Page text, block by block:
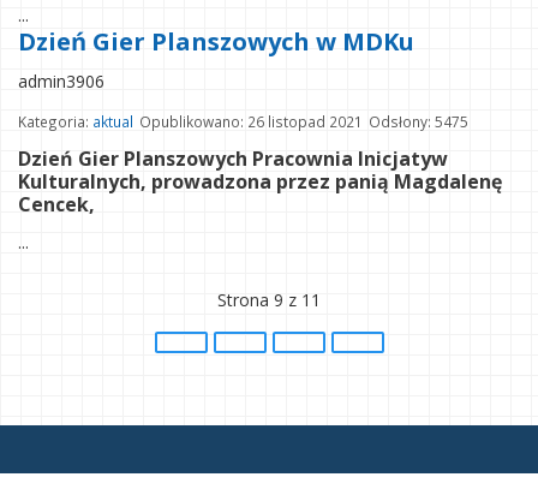
...
Dzień Gier Planszowych w MDKu
admin3906
Kategoria: aktual Opublikowano: 26 listopad 2021 Odsłony: 5475
Dzień Gier Planszowych Pracownia Inicjatyw
Kulturalnych, prowadzona przez panią Magdalenę
Cencek,
...
Strona 9 z 11